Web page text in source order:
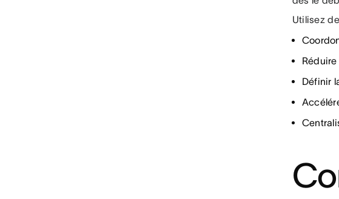
Utilisez
Définir